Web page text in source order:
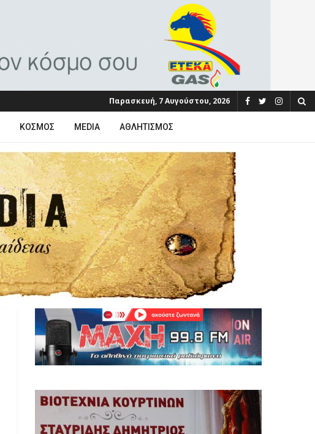
Παρασκευή, 7 Αυγούστου, 2026
ΚΌΣΜΟΣ MEDIA ΑΘΛΗΤΙΣΜΌΣ